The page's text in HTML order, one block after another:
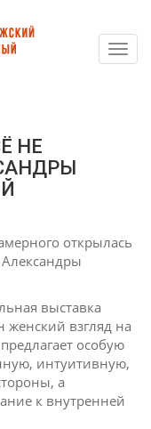
НЕ
открылась
выставка
женский взгляд на
особую
интуитивную,
а
к внутренней